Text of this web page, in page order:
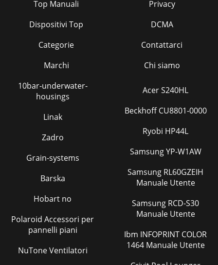
Top Manuali
Dispositivi Top
Categorie
Marchi
Privacy
DCMA
Contattarci
Chi siamo
10bar-underwater-
housings
Linak
Zadro
Grain-systems
Barska
Hobart no
Polaroid Accessori per
pannelli piani
NuTone Ventilatori
Acer S240HL
Beckhoff CU8801-0000
Ryobi HP44L
Samsung YP-W1AW
Samsung RL60GZEIH
Manuale Utente
Samsung RCD-S30
Manuale Utente
Ibm INFOPRINT COLOR
1464 Manuale Utente